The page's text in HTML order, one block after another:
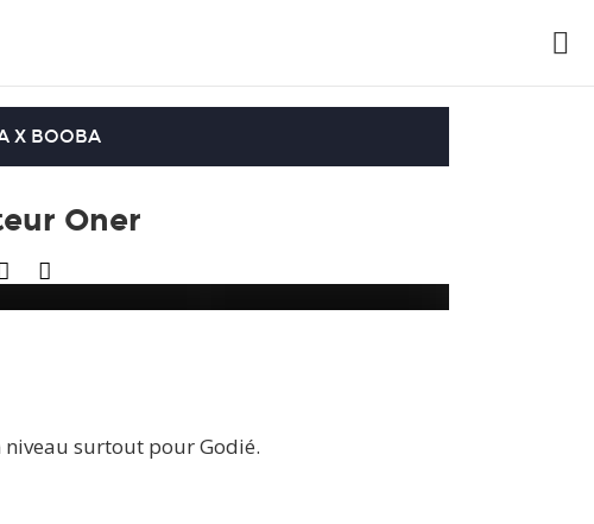
X BOOBA
Oner
niveau surtout pour Godié.